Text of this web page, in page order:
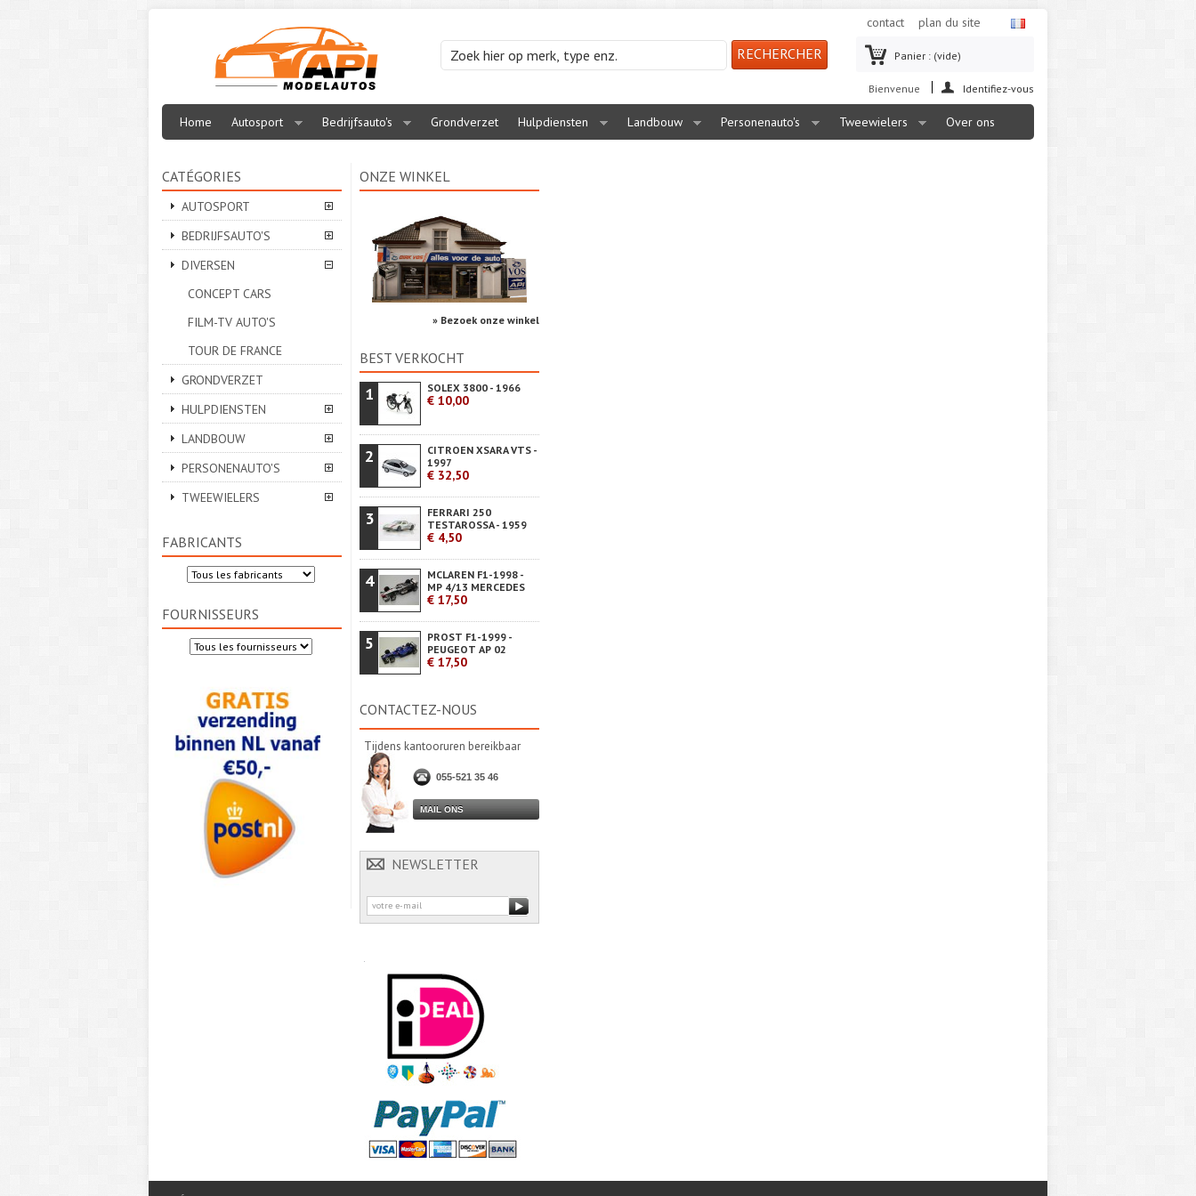
contact plan du site
Panier : (vide)
Bienvenue Identifiez-vous
Home Autosport Bedrijfsauto's Grondverzet Hulpdiensten Landbouw Personenauto's Tweewielers Over ons
CATÉGORIES
AUTOSPORT
BEDRIJFSAUTO'S
DIVERSEN
CONCEPT CARS
FILM-TV AUTO'S
TOUR DE FRANCE
GRONDVERZET
HULPDIENSTEN
LANDBOUW
PERSONENAUTO'S
TWEEWIELERS
FABRICANTS
FOURNISSEURS
ONZE WINKEL
» Bezoek onze winkel
BEST VERKOCHT
1 SOLEX 3800 - 1966
€ 10,00
2
CITROEN XSARA VTS -
1997
€ 32,50
3
FERRARI 250
TESTAROSSA - 1959
€ 4,50
4
MCLAREN F1-1998 -
MP 4/13 MERCEDES
€ 17,50
5
PROST F1-1999 -
PEUGEOT AP 02
€ 17,50
CONTACTEZ-NOUS
Tijdens kantooruren bereikbaar
055-521 35 46
MAIL ONS
NEWSLETTER